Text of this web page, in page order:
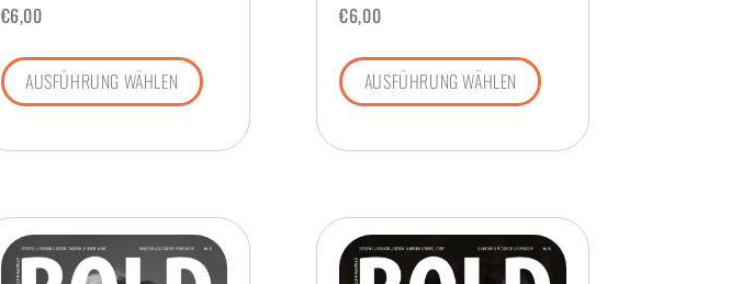
€6,00
AUSFÜHRUNG WÄHLEN
€6,00
AUSFÜHRUNG WÄHLEN